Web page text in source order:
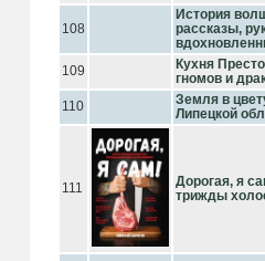
108
История
рассказы,
109
Кухня
гномов и
110
Земля в
Липецкой
111
Дорогая, я
трижды